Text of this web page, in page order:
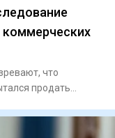
что
продать